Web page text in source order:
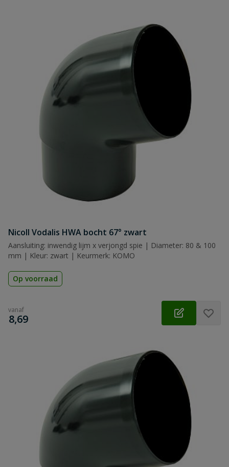
Nicoll Vodalis HWA bocht 67° zwart
Aansluiting: inwendig lijm x verjongd spie | Diameter: 80 & 100
mm | Kleur: zwart | Keurmerk: KOMO
Op voorraad
vanaf
€
8,69